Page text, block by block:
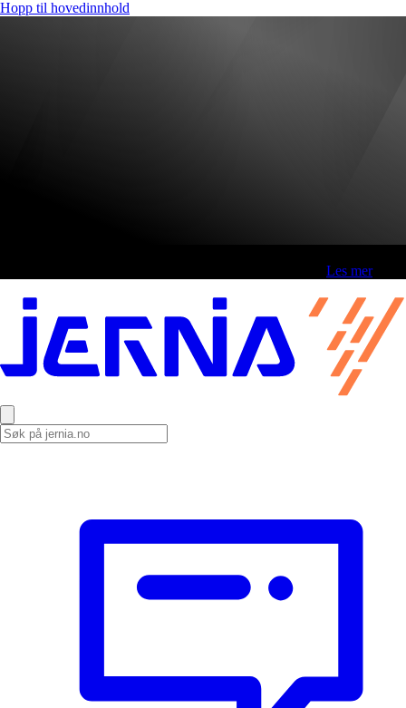
Hopp til hovedinnhold
Les mer